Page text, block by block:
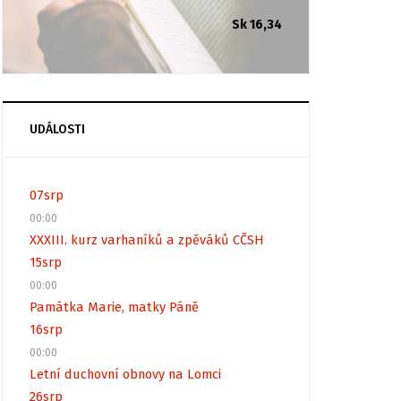
Sk 16,34
UDÁLOSTI
07srp
00:00
XXXIII. kurz varhaníků a zpěváků CČSH
15srp
00:00
Památka Marie, matky Páně
16srp
00:00
Letní duchovní obnovy na Lomci
26srp